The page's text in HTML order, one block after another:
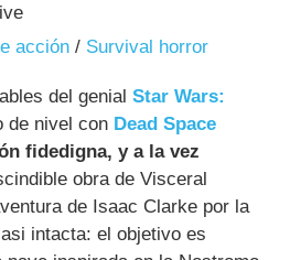
acción / Survival horror
del genialStar Wars:
de nivel con Dead Space
fidedigna, y a la vez
obra de Visceral
de Isaac Clarke por la
intacta: el objetivo es